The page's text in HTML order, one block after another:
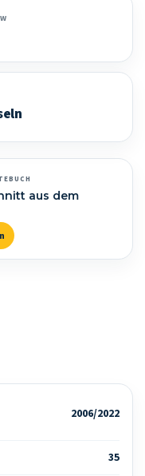
aus dem
2006/2022
35